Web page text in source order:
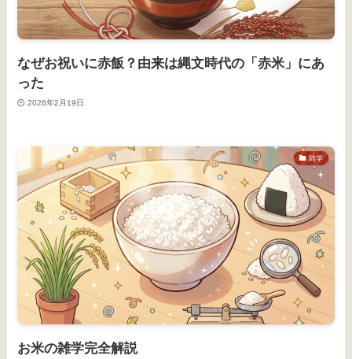
なぜお祝いに赤飯？由来は縄文時代の「赤米」にあ
った
2026年2月19日
雑学
お米の雑学完全解説